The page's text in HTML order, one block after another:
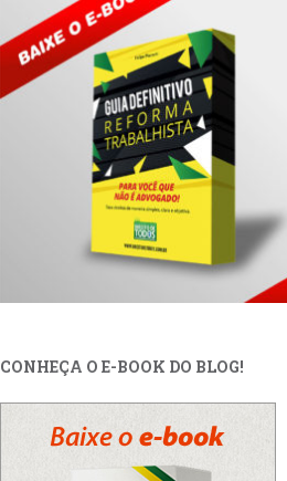
CONHEÇA O E-BOOK DO BLOG!